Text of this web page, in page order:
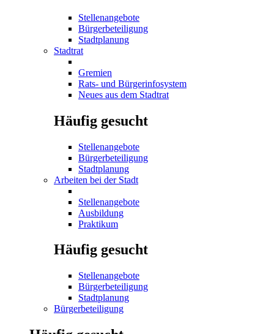
Stellenangebote
Bürgerbeteiligung
Stadtplanung
Stadtrat
Gremien
Rats- und Bürgerinfosystem
Neues aus dem Stadtrat
Häufig gesucht
Stellenangebote
Bürgerbeteiligung
Stadtplanung
Arbeiten bei der Stadt
Stellenangebote
Ausbildung
Praktikum
Häufig gesucht
Stellenangebote
Bürgerbeteiligung
Stadtplanung
Bürgerbeteiligung